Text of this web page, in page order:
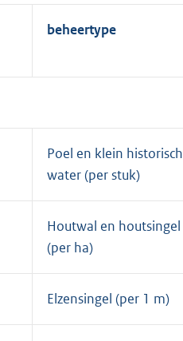
beheertype
Poel en klein historisch
water (per stuk)
Houtwal en houtsingel
(per ha)
Elzensingel (per 1 m)